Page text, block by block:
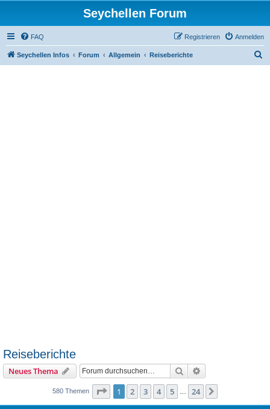
Seychellen Forum
FAQ Anmelden
Registrieren
Seychellen Infos Forum Allgemein Reiseberichte
Reiseberichte
Neues Thema Suche
580 Themen Seite 1von 24
1 2 3 4 5 24